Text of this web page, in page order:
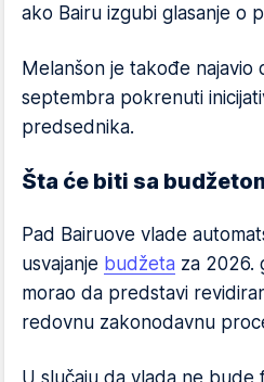
ako Bairu izgubi glasanje o
Melanšon je takođe najavio
septembra pokrenuti
predsednika.
Šta će biti sa
Pad Bairuove vlade
usvajanje budžeta za 2026.
morao da predstavi
redovnu zakonodavnu
U slučaju da vlada ne bude